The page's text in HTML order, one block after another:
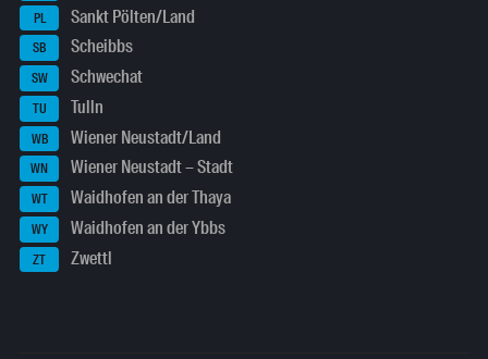
PL Sankt Pölten/Land
SB Scheibbs
SW Schwechat
TU Tulln
WB Wiener Neustadt/Land
WN Wiener Neustadt – Stadt
WT Waidhofen an der Thaya
WY Waidhofen an der Ybbs
ZT Zwettl